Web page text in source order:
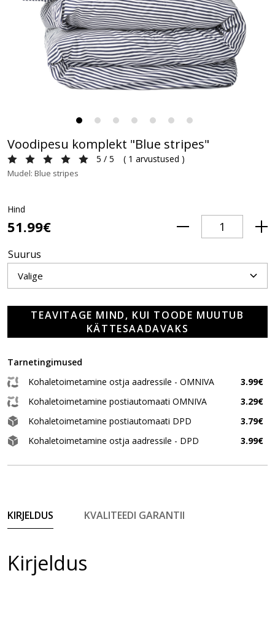
Voodipesu komplekt "Blue stripes"
5 / 5 ( 1 arvustused )
Mudel: Blue stripes
Hind
51.99€
Suurus
TEAVITAGE MIND, KUI TOODE MUUTUB
KÄTTESAADAVAKS
Tarnetingimused
Kohaletoimetamine ostja aadressile - OMNIVA
3.99€
Kohaletoimetamine postiautomaati OMNIVA
3.29€
Kohaletoimetamine postiautomaati DPD
3.79€
Kohaletoimetamine ostja aadressile - DPD
3.99€
KIRJELDUS KVALITEEDI GARANTII
Kirjeldus